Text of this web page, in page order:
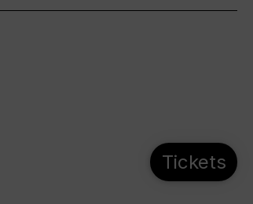
Tickets